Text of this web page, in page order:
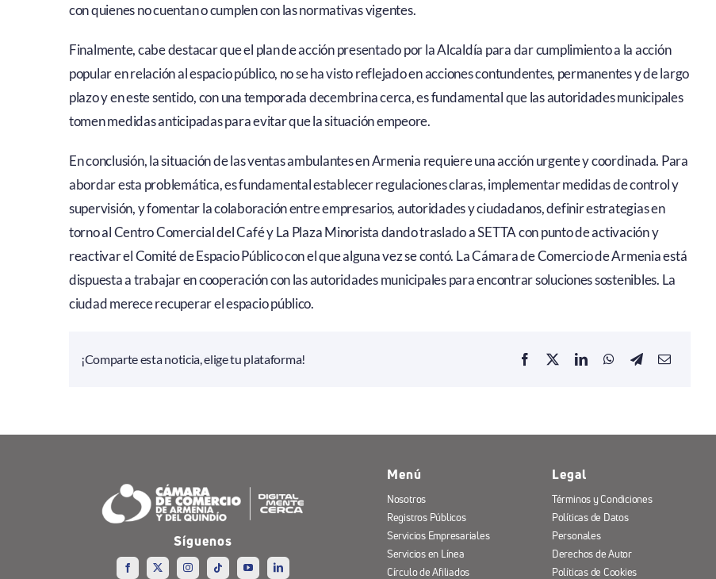
con quienes no cuentan o cumplen con las normativas vigentes.
Finalmente, cabe destacar que el plan de acción presentado por la Alcaldía para dar cumplimiento a la acción
popular en relación al espacio público, no se ha visto reflejado en acciones contundentes, permanentes y de largo
plazo y en este sentido, con una temporada decembrina cerca, es fundamental que las autoridades municipales
tomen medidas anticipadas para evitar que la situación empeore.
En conclusión, la situación de las ventas ambulantes en Armenia requiere una acción urgente y coordinada. Para
abordar esta problemática, es fundamental establecer regulaciones claras, implementar medidas de control y
supervisión, y fomentar la colaboración entre empresarios, autoridades y ciudadanos, definir estrategias en
torno al Centro Comercial del Café y La Plaza Minorista dando traslado a SETTA con punto de activación y
reactivar el Comité de Espacio Público con el que alguna vez se contó. La Cámara de Comercio de Armenia está
dispuesta a trabajar en cooperación con las autoridades municipales para encontrar soluciones sostenibles. La
ciudad merece recuperar el espacio público.
¡Comparte esta noticia, elige tu plataforma!
Síguenos
Menú
Nosotros
Registros Públicos
Servicios Empresariales
Servicios en Línea
Círculo de Afiliados
Legal
Términos y Condiciones
Políticas de Datos
Personales
Derechos de Autor
Políticas de Cookies